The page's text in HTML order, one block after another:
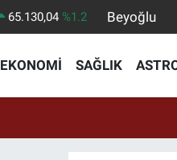
65.130,04 %1.2
55,1652 %0.27
Beyoğlu
EKONOMİ SAĞLIK